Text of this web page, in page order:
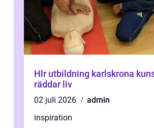
Hlr utbildning karlskrona kunskap som
räddar liv
02 juli 2026
admin
inspiration